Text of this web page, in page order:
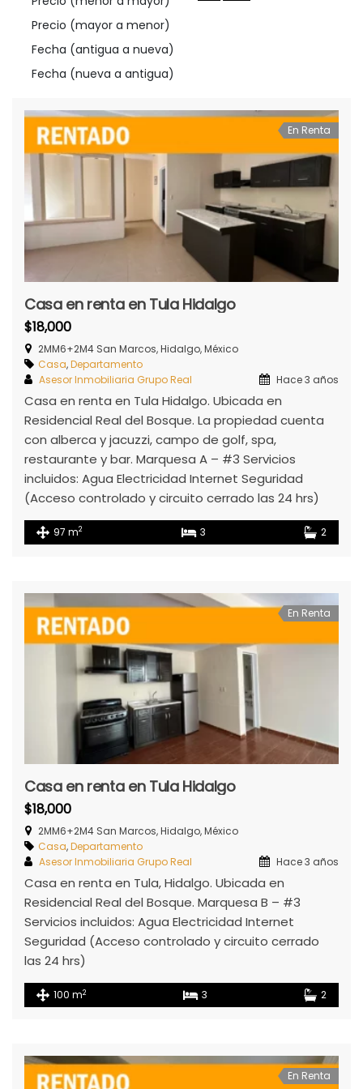
Precio (mayor a menor)
Fecha (antigua a nueva)
Fecha (nueva a antigua)
En Renta
Casa en renta en Tula Hidalgo
$18,000
2MM6+2M4 San Marcos, Hidalgo, México
Casa,Departamento
Asesor Inmobiliaria Grupo Real
Hace 3 años
Casa en renta en Tula Hidalgo. Ubicada en
Residencial Real del Bosque. La propiedad cuenta
con alberca y jacuzzi, campo de golf, spa,
restaurante y bar. Marquesa A – #3 Servicios
incluidos: Agua Electricidad Internet Seguridad
(Acceso controlado y circuito cerrado las 24 hrs)
97 m2 3 2
En Renta
Casa en renta en Tula Hidalgo
$18,000
2MM6+2M4 San Marcos, Hidalgo, México
Casa,Departamento
Asesor Inmobiliaria Grupo Real
Hace 3 años
Casa en renta en Tula, Hidalgo. Ubicada en
Residencial Real del Bosque. Marquesa B – #3
Servicios incluidos: Agua Electricidad Internet
Seguridad (Acceso controlado y circuito cerrado
las 24 hrs)
100 m2 3 2
En Renta